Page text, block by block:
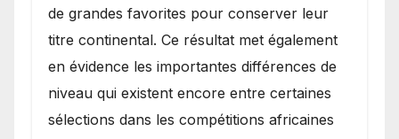
de grandes favorites pour conserver leur
titre continental. Ce résultat met également
en évidence les importantes différences de
niveau qui existent encore entre certaines
sélections dans les compétitions africaines